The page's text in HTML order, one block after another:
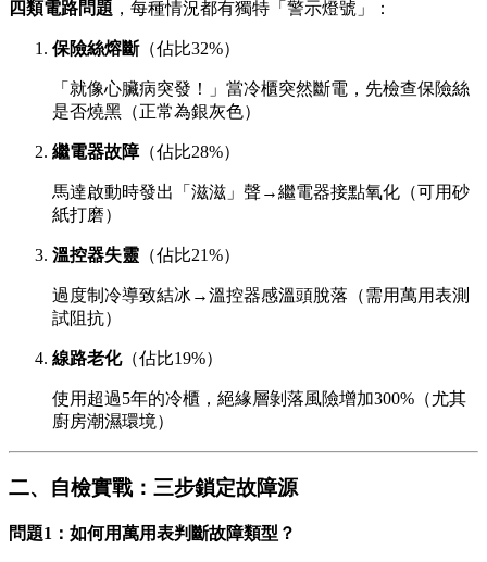
四類電路問題 ，每種情況都有獨特「警示燈號」：
保險絲熔斷（佔比32%）
「就像心臟病突發！」當冷櫃突然斷電，先檢查保險絲
是否燒黑（正常為銀灰色）
繼電器故障（佔比28%）
馬達啟動時發出「滋滋」聲→繼電器接點氧化（可用砂
紙打磨）
溫控器失靈 （佔比21%）
過度制冷導致結冰→溫控器感溫頭脫落（需用萬用表測
試阻抗）
線路老化（佔比19%）
使用超過5年的冷櫃，絕緣層剝落風險增加300%（尤其
廚房潮濕環境）
二、自檢實戰：三步鎖定故障源
問題1：如何用萬用表判斷故障類型？